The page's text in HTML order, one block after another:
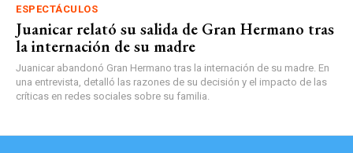
ESPECTÁCULOS
Juanicar relató su salida de Gran Hermano tras
la internación de su madre
Juanicar abandonó Gran Hermano tras la internación de su madre. En
una entrevista, detalló las razones de su decisión y el impacto de las
críticas en redes sociales sobre su familia.